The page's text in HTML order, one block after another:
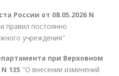
России от 08.05.2026 N
правил постоянно
учреждения"
при Верховном
135 "О внесении изменений